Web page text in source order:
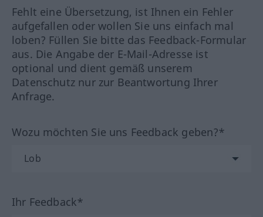
Fehlt eine Übersetzung, ist Ihnen ein Fehler
aufgefallen oder wollen Sie uns einfach mal
loben? Füllen Sie bitte das Feedback-Formular
aus. Die Angabe der E-Mail-Adresse ist
optional und dient gemäß unserem
Datenschutz nur zur Beantwortung Ihrer
Anfrage.
Wozu möchten Sie uns Feedback geben?*
Ihr Feedback*